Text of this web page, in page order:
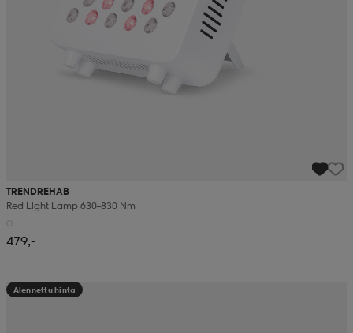
TRENDREHAB
Red Light Lamp 630–830 Nm
479,-
Alennettu hinta